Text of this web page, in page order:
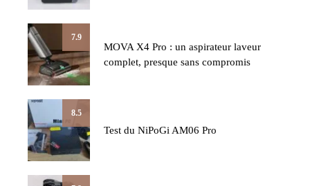
7.9
MOVA X4 Pro : un aspirateur laveur
complet, presque sans compromis
8.5
Test du NiPoGi AM06 Pro